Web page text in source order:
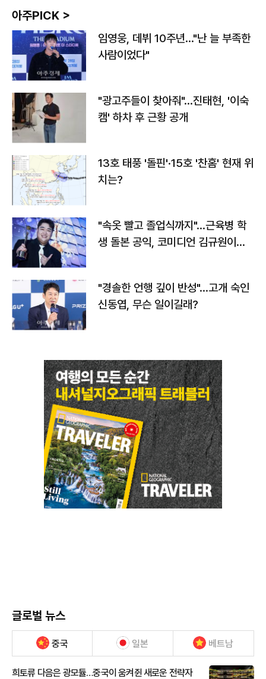
아주PICK >
임영웅, 데뷔 10주년…"난 늘 부족한
사람이었다"
"광고주들이 찾아줘"…진태현, '이숙
캠' 하차 후 근황 공개
13호 태풍 '돌핀'·15호 '찬홈' 현재 위
치는?
"속옷 빨고 졸업식까지"…근육병 학
생 돌본 공익, 코미디언 김규원이었
"경솔한 언행 깊이 반성"…고개 숙인
신동엽, 무슨 일이길래?
글로벌 뉴스
중국 일본 베트남
희토류 다음은 광모듈…중국이 움켜쥔 새로운 전략자